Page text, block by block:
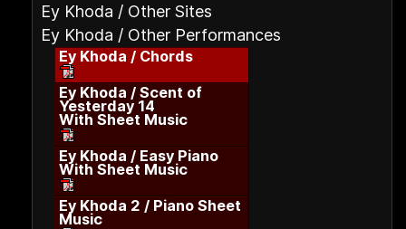
Ey Khoda / Other Sites
Ey Khoda / Other Performances
Ey Khoda / Chords
Ey Khoda / Scent of
Yesterday 14
With Sheet Music
Ey Khoda / Easy Piano
With Sheet Music
Ey Khoda 2 / Piano Sheet
Music